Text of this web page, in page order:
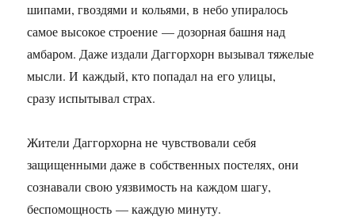
шипами, гвоздями и кольями, в небо упиралось
самое высокое строение — дозорная башня над
амбаром. Даже издали Даггорхорн вызывал тяжелые
мысли. И каждый, кто попадал на его улицы,
сразу испытывал страх.
Жители Даггорхорна не чувствовали себя
защищенными даже в собственных постелях, они
сознавали свою уязвимость на каждом шагу,
беспомощность — каждую минуту.